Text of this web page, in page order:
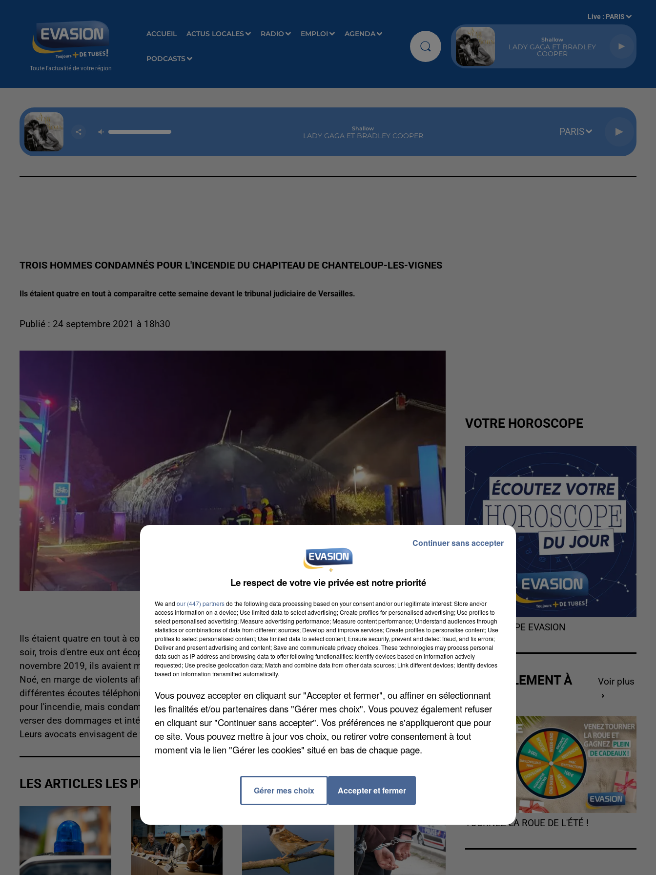
Toute l'actualité de votre région
ACCUEIL ACTUS LOCALES RADIO EMPLOI AGENDA
PODCASTS
Live : PARIS
Shallow
LADY GAGA ET BRADLEY
COOPER
Shallow
LADY GAGA ET BRADLEY COOPER PARIS
TROIS HOMMES CONDAMNÉS POUR L'INCENDIE DU CHAPITEAU DE CHANTELOUP-LES-VIGNES
Ils étaient quatre en tout à comparaître cette semaine devant le tribunal judiciaire de Versailles.
Publié : 24 septembre 2021 à 18h30
Ils étaient quatre en tout à comparaître cette semaine devant le tribunal judiciaire de Versailles. Hier
soir, trois d'entre eux ont écopé de cinq ans de prison dont deux ans ferme. Dans la nuit du 02 au 03
novembre 2019, ils avaient mis le feu au chapiteau d'une association de cirque dans le quartier de la
Noé, en marge de violents affrontements entre jeunes et forces de l'ordre. Des traces ADN et les
différentes écoutes téléphoniques avaient permis de les identifier. Le quatrième prévenu a été relaxé
pour l'incendie, mais condamné pour les violences urbaines, précise78 Actu . Tous sont condamnés à
verser des dommages et intérêts à la mairie de Chanteloup-les-Vignes qui a réclamé un million d'euros.
Leurs avocats envisagent de faire appel.
LES ARTICLES LES PLUS VUS
VOTRE HOROSCOPE
L'HOROSCOPE EVASION
ACTUELLEMENT À
GAGNER
Voir plus
TOURNEZ LA ROUE DE L'ÉTÉ !
Le respect de votre vie privée est notre priorité
We and our (447) partnersdo the following data processing based on your consent and/or our legitimate interest: Store and/or
access information on a device; Use limited data to select advertising; Create profiles for personalised advertising; Use profiles to
select personalised advertising; Measure advertising performance; Measure content performance; Understand audiences through
statistics or combinations of data from different sources; Develop and improve services; Create profiles to personalise content; Use
profiles to select personalised content; Use limited data to select content; Ensure security, prevent and detect fraud, and fix errors;
Deliver and present advertising and content; Save and communicate privacy choices. These technologies may process personal
data such as IP address and browsing data to offer following functionalities: Identify devices based on information actively
requested; Use precise geolocation data; Match and combine data from other data sources; Link different devices; Identify devices
based on information transmitted automatically.
Vous pouvez accepter en cliquant sur "Accepter et fermer", ou affiner en sélectionnant
les finalités et/ou partenaires dans "Gérer mes choix". Vous pouvez également refuser
en cliquant sur "Continuer sans accepter". Vos préférences ne s'appliqueront que pour
ce site. Vous pouvez mettre à jour vos choix, ou retirer votre consentement à tout
moment via le lien "Gérer les cookies" situé en bas de chaque page.
Gérer mes choix Accepter et fermer
Continuer sans accepter